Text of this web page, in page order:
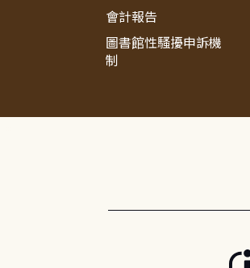
會計報告
圖書館性騷擾申訴機
制